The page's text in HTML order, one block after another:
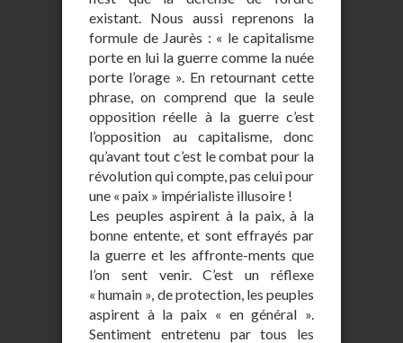
existant. Nous aussi reprenons la
formule de Jaurès : « le capitalisme
porte en lui la guerre comme la nuée
porte l’orage ». En retournant cette
phrase, on comprend que la seule
opposition réelle à la guerre c’est
l’opposition au capitalisme, donc
qu’avant tout c’est le combat pour la
révolution qui compte, pas celui pour
une « paix » impérialiste illusoire !
Les peuples aspirent à la paix, à la
bonne entente, et sont effrayés par
la guerre et les affronte-ments que
l’on sent venir. C’est un réflexe
« humain », de protection, les peuples
aspirent à la paix « en général ».
Sentiment entretenu par tous les